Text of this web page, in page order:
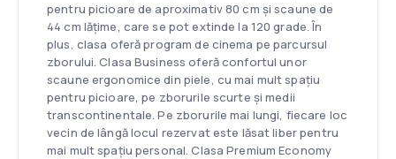
pentru picioare de aproximativ 80 cm și scaune de
44 cm lățime, care se pot extinde la 120 grade. În
plus, clasa oferă program de cinema pe parcursul
zborului. Clasa Business oferă confortul unor
scaune ergonomice din piele, cu mai mult spațiu
pentru picioare, pe zborurile scurte și medii
transcontinentale. Pe zborurile mai lungi, fiecare loc
vecin de lângă locul rezervat este lăsat liber pentru
mai mult spațiu personal. Clasa Premium Economy